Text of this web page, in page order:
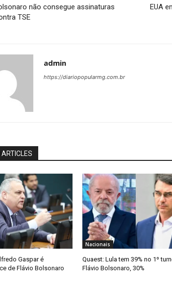
não consegue assinaturas
TSE
EUA
admin
https://diariopopularmg.com.br
ARTICLES
Gaspar é
de Flávio Bolsonaro
Nacionais
Quaest: Lula tem 39% no 1º
Flávio Bolsonaro, 30%